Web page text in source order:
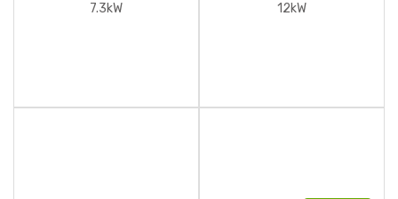
7.3kW
12kW